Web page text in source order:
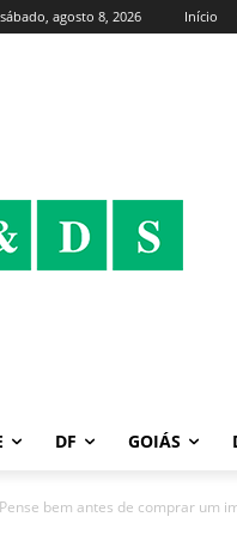
sábado, agosto 8, 2026 Início
DF GOIÁS
Pense bem antes de comprar um